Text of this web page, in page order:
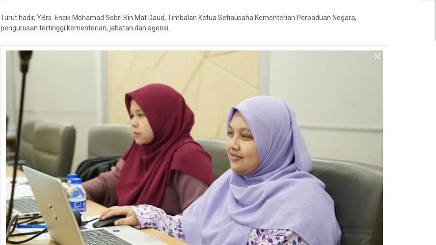
Turut hadir, YBrs. Encik Mohamad Sobri Bin Mat Daud, Timbalan Ketua Setiausaha Kementerian Perpaduan Negara,
pengurusan tertinggi kementerian, jabatan dan agensi.